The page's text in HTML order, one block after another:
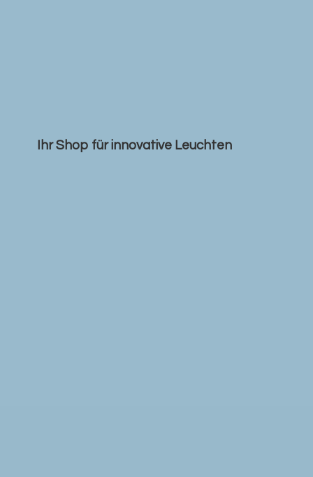
Ihr Shop fürinnovative Leuchten